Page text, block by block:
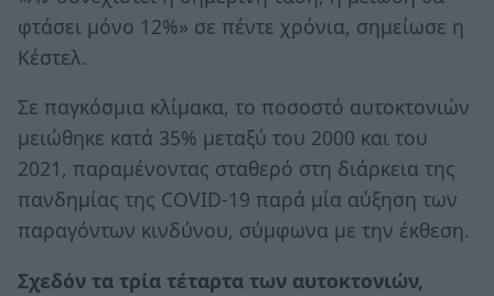
φτάσει μόνο 12%» σε πέντε χρόνια, σημείωσε η
Κέστελ.
Σε παγκόσμια κλίμακα, το ποσοστό αυτοκτονιών
μειώθηκε κατά 35% μεταξύ του 2000 και του
2021, παραμένοντας σταθερό στη διάρκεια της
πανδημίας της COVID-19 παρά μία αύξηση των
παραγόντων κινδύνου, σύμφωνα με την έκθεση.
Σχεδόν τα τρία τέταρτα των αυτοκτονιών,